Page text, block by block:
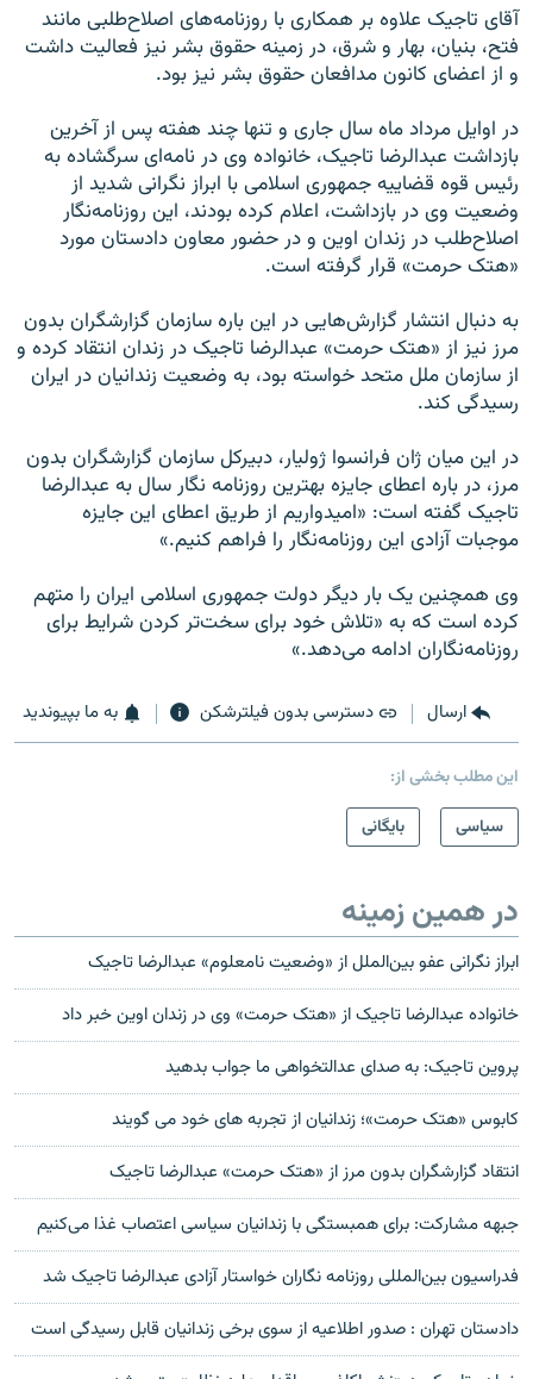
آقای تاجیک علاوه بر همکاری با روزنامه‌های اصلاح‌طلبی مانند
فتح، بنیان، بهار و شرق،‌ در زمینه حقوق بشر نیز فعالیت داشت
و از اعضای کانون مدافعان حقوق بشر نیز بود.
در اوایل مرداد ماه سال جاری و تنها چند هفته پس از آخرین
بازداشت عبدالرضا تاجیک، خانواده وی در نامه‌ای سرگشاده به
رئیس قوه قضاییه جمهوری اسلامی با ابراز نگرانی شدید از
وضعیت وی در بازداشت،‌ اعلام کرده بودند، این روزنامه‌نگار
اصلاح‌طلب در زندان اوین و در حضور معاون دادستان مورد
«هتک حرمت» قرار گرفته است.
به دنبال انتشار گزارش‌هایی در این باره سازمان گزارشگران بدون
مرز نیز از «هتک حرمت» عبدالرضا تاجیک در زندان انتقاد کرده و
از سازمان ملل متحد خواسته بود،‌ به وضعیت زندانیان در ایران
رسیدگی کند.
در این میان ژان فرانسو‌ا ژولیار، دبیرکل سازمان گزارشگران بدون
مرز، در باره اعطای جایزه بهترین روزنامه نگار سال به عبدالرضا
تاجیک گفته است: «امیدواریم از طریق اعطای این جایزه
موجبات آزادی این روزنامه‌نگار را فراهم کنیم.»
وی همچنین یک بار دیگر دولت جمهوری اسلامی ایران را متهم
کرده است که به «تلاش خود برای سخت‌تر کردن شرایط برای
روزنامه‌نگاران ادامه می‌دهد.»
ارسال دسترسی بدون فیلترشکن به ما بپیوندید
این مطلب بخشی از:
سیاسی
بایگانی
در همین زمینه
ابراز نگرانی عفو بین‌الملل از «وضعیت نامعلوم» عبدالرضا تاجیک
خانواده عبدالرضا تاجیک از «هتک حرمت» وی در زندان اوین خبر داد
پروین تاجیک: به صدای عدالتخواهی ما جواب بدهید
کابوس «هتک حرمت»؛ زندانیان از تجربه های خود می گویند
انتقاد گزارشگران بدون مرز از «هتک حرمت» عبدالرضا تاجیک
جبهه مشارکت: برای همبستگی با زندانیان سیاسی اعتصاب غذا می‌کنیم
فدراسيون بين‌المللی روزنامه نگاران خواستار آزادی عبدالرضا تاجيک شد
دادستان تهران : صدور اطلاعیه از سوی برخی زندانیان قابل رسیدگی است